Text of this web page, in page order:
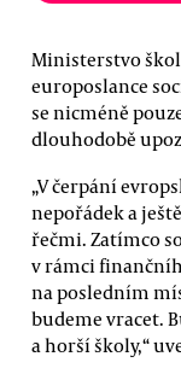
Ministerstvo
europoslance
se nicméně
dlouhodobě
„V čerpání
nepořádek a
řečmi. Zatímco
v rámci
na posledním
budeme vracet.
a horší školy,“